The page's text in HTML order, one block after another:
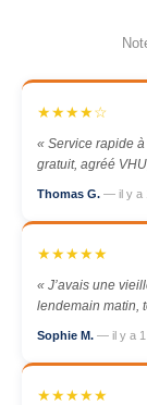
★★★★☆
« Service rapide
gratuit, agréé
Thomas G. — il y a
★★★★★
« J’avais une
lendemain matin,
Sophie M. — il y a 1
★★★★★